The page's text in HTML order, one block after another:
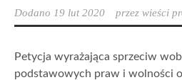
Dodano 19 lut 2020 przez wieści
Petycja wyrażająca sprzeciw
podstawowych praw i wolności